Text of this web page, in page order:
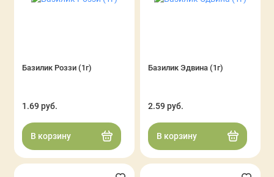
Базилик Роззи (1г)
1.69 руб.
В корзину
Базилик Эдвина (1г)
2.59 руб.
В корзину